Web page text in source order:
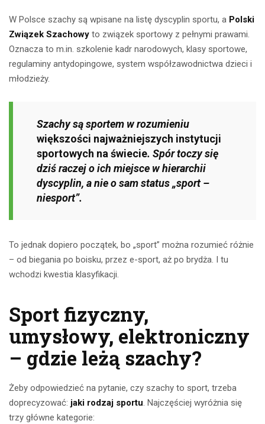
W Polsce szachy są wpisane na listę dyscyplin sportu, a Polski
Związek Szachowy to związek sportowy z pełnymi prawami.
Oznacza to m.in. szkolenie kadr narodowych, klasy sportowe,
regulaminy antydopingowe, system współzawodnictwa dzieci i
młodzieży.
Szachy są sportem w rozumieniu
większości najważniejszych instytucji
sportowych na świecie. Spór toczy się
dziś raczej o ich miejsce w hierarchii
dyscyplin, a nie o sam status „sport –
niesport”.
To jednak dopiero początek, bo „sport” można rozumieć różnie
– od biegania po boisku, przez e-sport, aż po brydża. I tu
wchodzi kwestia klasyfikacji.
Sport fizyczny,
umysłowy, elektroniczny
– gdzie leżą szachy?
Żeby odpowiedzieć na pytanie, czy szachy to sport, trzeba
doprecyzować: jaki rodzaj sportu. Najczęściej wyróżnia się
trzy główne kategorie: